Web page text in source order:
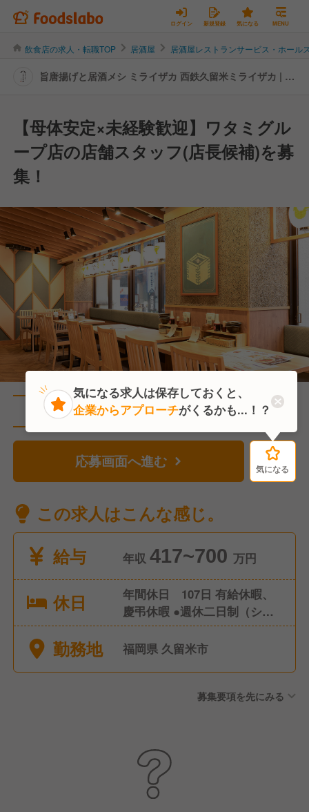
ログイン 新規登録 気になる MENU
飲食店の求人・転職TOP 居酒屋 居酒屋レストランサービス・ホール
旨唐揚げと居酒メシ ミライザカ 西鉄久留米ミライザカ | レ
【母体安定×未経験歓迎】ワタミグル
ープ店の店舗スタッフ(店長候補)を募
集！
直近2人がこの求人を検討中
応募画面へ進む 気になる
この求人はこんな感じ。
給与
年収 417~700 万円
休日
年間休日 107日 有給休暇、
慶弔休暇 ●週休二日制（シフ
ト制） ●産前産後休暇（取
得・復帰実績あり） ●育児休
勤務地 福岡県 久留米市
募集要項を先にみる
気になる
気になる求人は保存しておくと、
企業からアプローチがくるかも...！？